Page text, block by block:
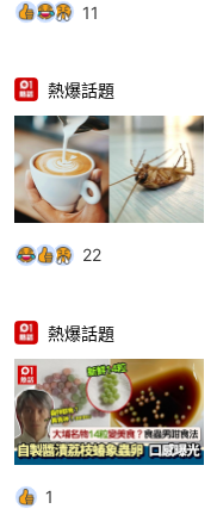
11
熱爆話題
22
熱爆話題
1